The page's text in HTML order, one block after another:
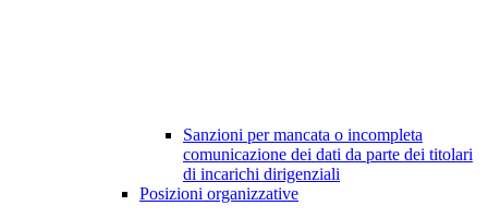
Sanzioni per mancata o incompleta
comunicazione dei dati da parte dei titolari
di incarichi dirigenziali
Posizioni organizzative